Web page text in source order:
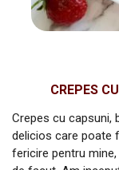
CREPES
Crepes cu capsuni,
delicios care poate
fericire pentru